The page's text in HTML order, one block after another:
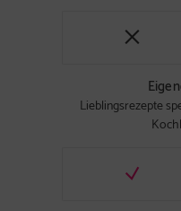
Lieblingsrezepte